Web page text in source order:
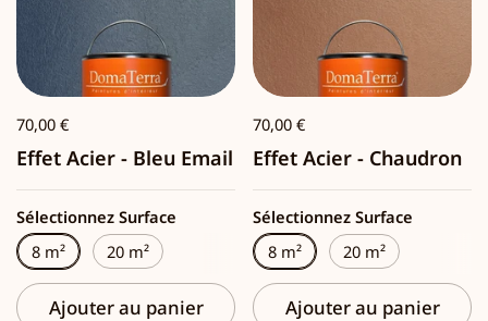
70,00 €
Effet Acier - Bleu Email
Sélectionnez Surface
8 m²
20 m²
Ajouter au panier
70,00 €
Effet Acier - Chaudron
Sélectionnez Surface
8 m²
20 m²
Ajouter au panier